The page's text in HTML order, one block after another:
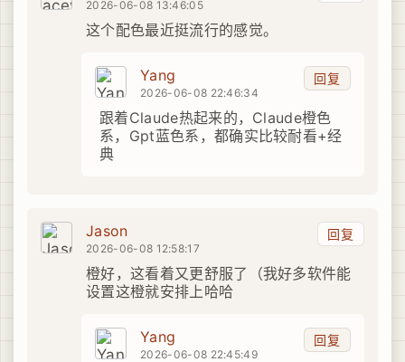
2026-06-08 13:46:05
这个配色最近挺流行的感觉。
回复
Yang
2026-06-08 22:46:34
跟着Claude热起来的，Claude橙色
系，Gpt蓝色系，都确实比较耐看+经
典
回复
Jason
2026-06-08 12:58:17
橙好，这看着又更舒服了（我好多软件能
设置这橙就安排上哈哈
回复
Yang
2026-06-08 22:45:49